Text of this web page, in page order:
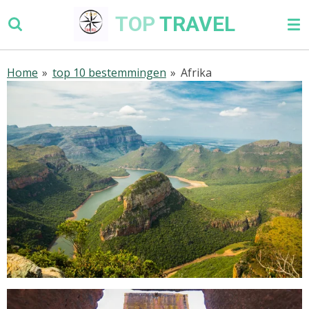
direct
naar
hoofdinhoud
TOP TRAVEL
Home » top 10 bestemmingen » Afrika